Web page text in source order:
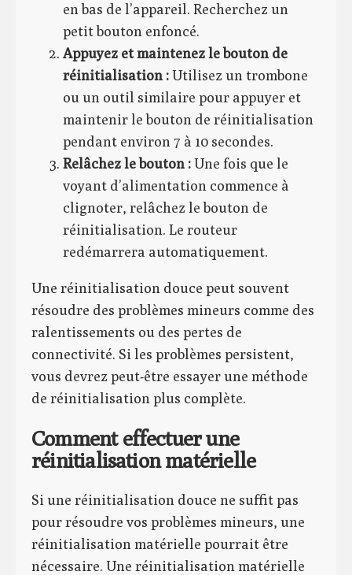
en bas de l’appareil. Recherchez un
petit bouton enfoncé.
Appuyez et maintenez le bouton de
réinitialisation :Utilisez un trombone
ou un outil similaire pour appuyer et
maintenir le bouton de réinitialisation
pendant environ 7 à 10 secondes.
Relâchez le bouton :Une fois que le
voyant d’alimentation commence à
clignoter, relâchez le bouton de
réinitialisation. Le routeur
redémarrera automatiquement.
Une réinitialisation douce peut souvent
résoudre des problèmes mineurs comme des
ralentissements ou des pertes de
connectivité. Si les problèmes persistent,
vous devrez peut-être essayer une méthode
de réinitialisation plus complète.
Comment effectuer une
réinitialisation matérielle
Si une réinitialisation douce ne suffit pas
pour résoudre vos problèmes mineurs, une
réinitialisation matérielle pourrait être
nécessaire. Une réinitialisation matérielle